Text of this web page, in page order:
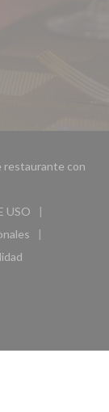
restaurante con
nueva ventana))
USO
en una nueva
ventana))